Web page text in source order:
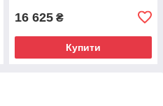
16 625 ₴
Купити